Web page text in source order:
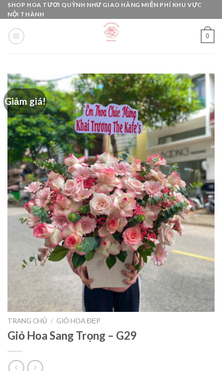
Skip
to
content
SHOP HOA TƯƠI QUỲNH NHƯ GIAO HÀNG MIỄN PHÍ KHU VỰC
NỘI THÀNH
0
Giảm giá!
TRANG CHỦ / GIỎ HOA ĐẸP
Giỏ Hoa Sang Trọng – G29